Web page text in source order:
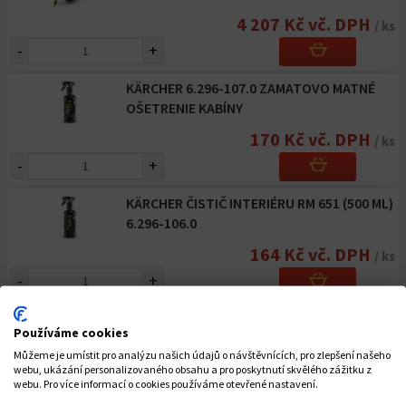
4 207 Kč vč. DPH / ks
- +
KÄRCHER 6.296-107.0 ZAMATOVO MATNÉ
OŠETRENIE KABÍNY
170 Kč vč. DPH / ks
- +
KÄRCHER ČISTIČ INTERIÉRU RM 651 (500 ML)
6.296-106.0
164 Kč vč. DPH / ks
- +
6.296-105.0
141 Kč vč. DPH
Používáme cookies
Můžeme je umístit pro analýzu našich údajů o návštěvnících, pro zlepšení našeho
webu, ukázání personalizovaného obsahu a pro poskytnutí skvělého zážitku z
webu. Pro více informací o cookies používáme otevřené nastavení.